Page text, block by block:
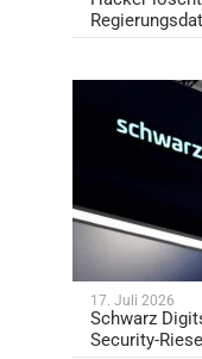
17. Juli 2026
Schwarz
Security-